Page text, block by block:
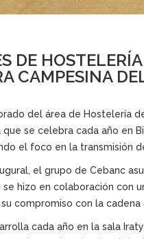
DE
CAMPESINA
del área de Hostelería
se celebra cada año en
el foco en la transmisión
el grupo de Cebanc
hizo en colaboración con
compromiso con la
cada año en la sala